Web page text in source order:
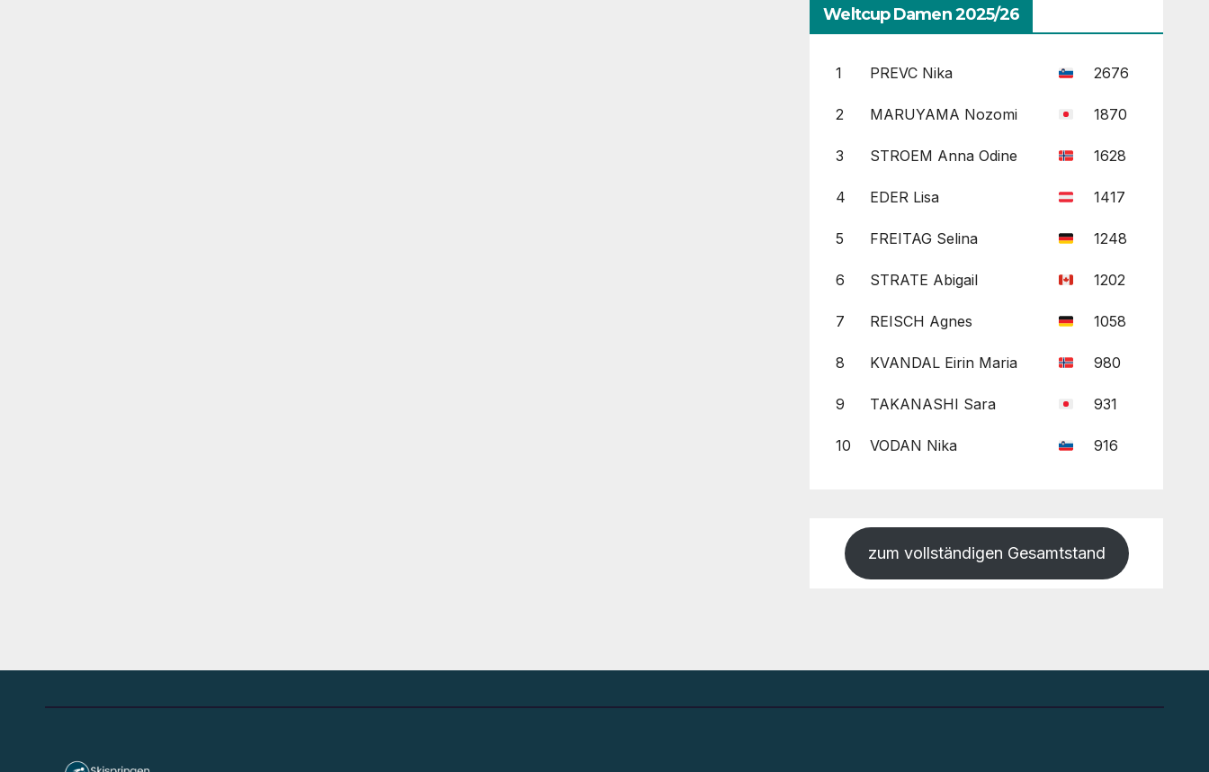
Weltcup Damen 2025/26
1 PREVC Nika 2676
2 MARUYAMA Nozomi 1870
3 STROEM Anna Odine 1628
4 EDER Lisa 1417
5 FREITAG Selina 1248
6 STRATE Abigail 1202
7 REISCH Agnes 1058
8 KVANDAL Eirin Maria 980
9 TAKANASHI Sara 931
10 VODAN Nika 916
zum vollständigen Gesamtstand